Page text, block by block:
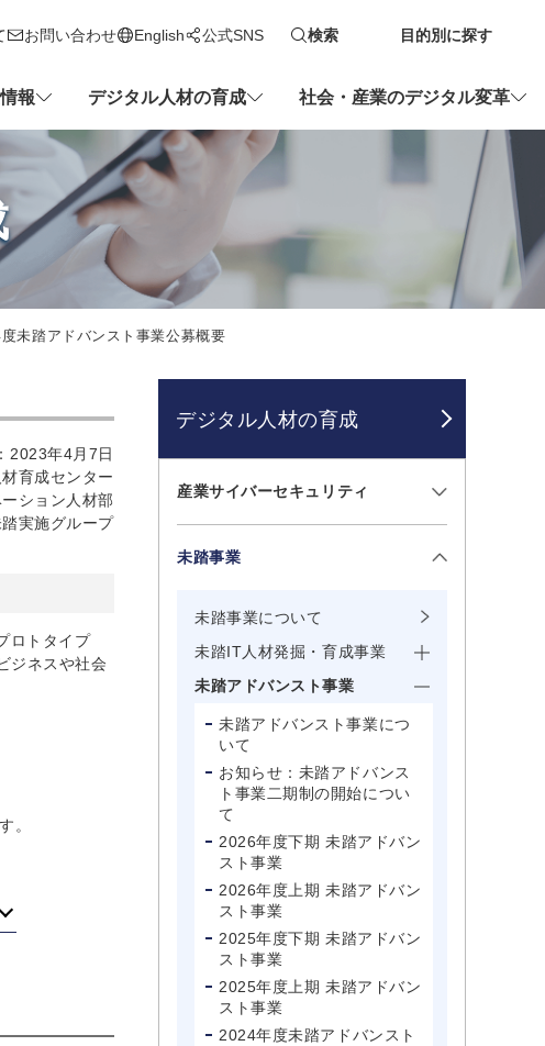
お問い合わせ English
新しいタブで開きます
公式SNS 検索 目的別に探す
報 デジタル人材の育成 社会・産業のデジタル変革
未踏アドバンスト事業公募概要
2023年4月7日
育成センター
ション人材部
実施グループ
ロトタイプ
ジネスや社会
。
デジタル人材の育成
産業サイバーセキュリティ
未踏事業
未踏事業について
未踏IT人材発掘・育成事業
未踏アドバンスト事業
未踏アドバンスト事業につ
いて
お知らせ：未踏アドバンス
ト事業二期制の開始につい
て
2026年度下期 未踏アドバン
スト事業
2026年度上期 未踏アドバン
スト事業
2025年度下期 未踏アドバン
スト事業
2025年度上期 未踏アドバン
スト事業
2024年度未踏アドバンスト